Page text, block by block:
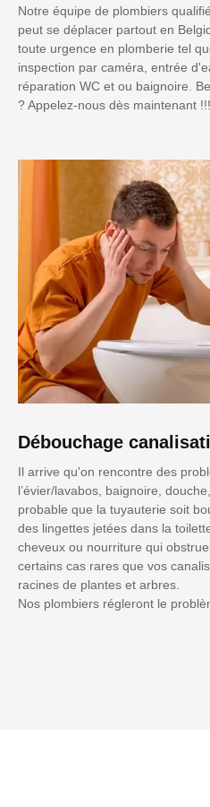
Notre équipe de plombiers
peut se déplacer partout en
toute urgence en plomberie tel
inspection par caméra, entrée
réparation WC et ou baignoire.
? Appelez-nous dès maintenant !!!
Débouchage
Il arrive qu'on rencontre des
l’évier/lavabos, baignoire,
probable que la tuyauterie soit
des lingettes jetées dans la
cheveux ou nourriture qui
certains cas rares que vos
racines de plantes et arbres.
Nos plombiers régleront le